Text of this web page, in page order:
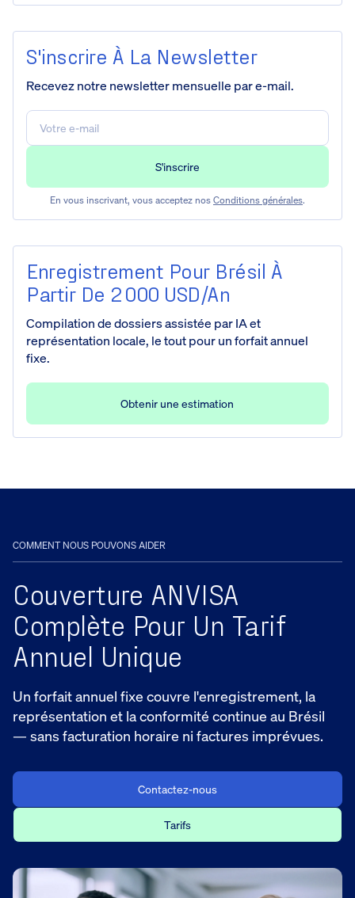
S'inscrire À La Newsletter
Recevez notre newsletter mensuelle par e-mail.
En vous inscrivant, vous acceptez nos Conditions générales.
Enregistrement Pour Brésil À
Partir De 2 000 USD/an
Compilation de dossiers assistée par IA et
représentation locale, le tout pour un forfait annuel
fixe.
Obtenir une estimation
COMMENT NOUS POUVONS AIDER
Couverture ANVISA
Complète Pour Un Tarif
Annuel Unique
Un forfait annuel fixe couvre l'enregistrement, la
représentation et la conformité continue au Brésil
— sans facturation horaire ni factures imprévues.
Contactez-nous
Tarifs